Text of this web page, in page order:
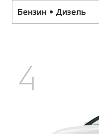
Бензин • Дизель
4